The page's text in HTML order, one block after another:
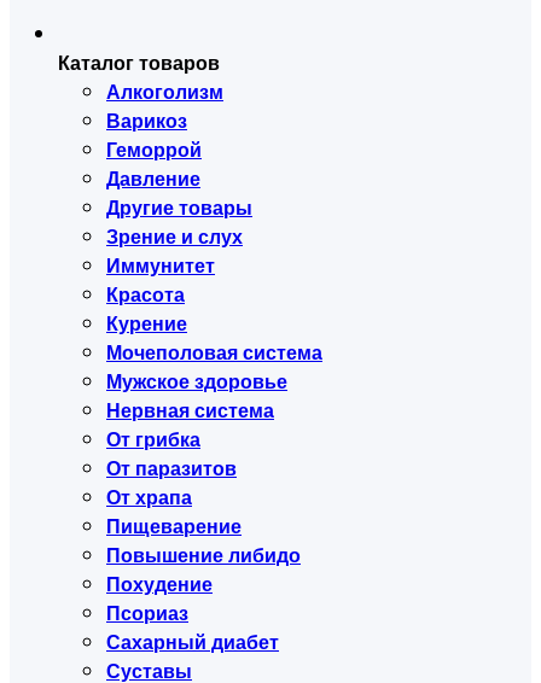
Каталог товаров
Алкоголизм
Варикоз
Геморрой
Давление
Другие товары
Зрение и слух
Иммунитет
Красота
Курение
Мочеполовая система
Мужское здоровье
Нервная система
От грибка
От паразитов
От храпа
Пищеварение
Повышение либидо
Похудение
Псориаз
Сахарный диабет
Суставы